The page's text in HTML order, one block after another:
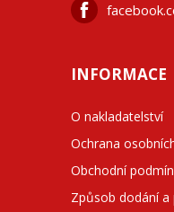
INFORMACE
O nakladatelství
Ochrana
Obchodní
Způsob dodání a